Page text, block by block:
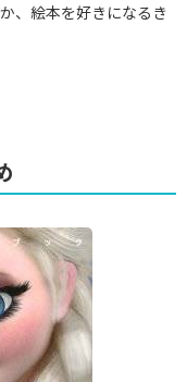
、絵本を好きになるき